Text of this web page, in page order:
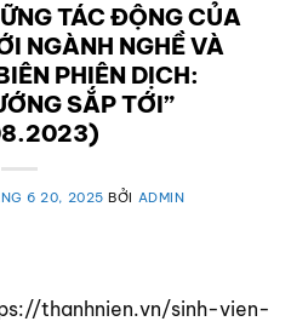
TÁC ĐỘNG CỦA
NGÀNH NGHỀ VÀ
PHIÊN DỊCH:
SẮP TỚI”
6 20, 2025 BỞI ADMIN
thanhnien.vn/sinh-vien-